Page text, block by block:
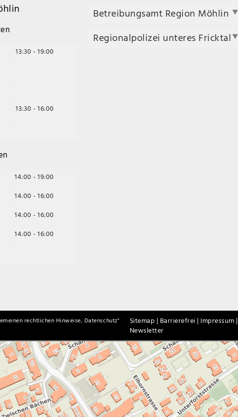
13:30 - 19:00
13:30 - 16:00
14:00 - 19:00
14:00 - 16:00
14:00 - 16:00
14:00 - 16:00
Betreibungsamt Region Möhlin
Regionalpolizei unteres Fricktal
rechtlichen Hinweise, Datenschutz"
Sitemap | Barrierefrei | Impressum |
Newsletter